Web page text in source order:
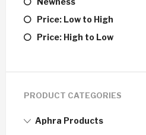
Price: Low to High
Price: High to Low
PRODUCT CATEGORIES
Aphra Products